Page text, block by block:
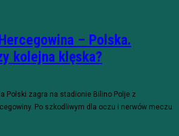
– Polska.
kolejna klęska?
Polski zagra na stadionie Bilino Polje z
Po szkodliwym dla oczu i nerwów meczu